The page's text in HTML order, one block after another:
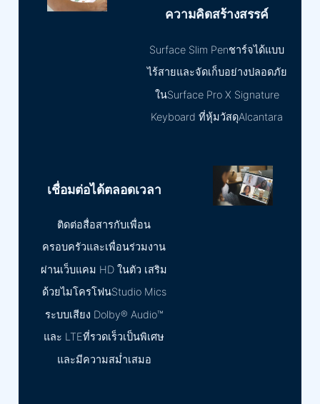
ความคิดสร้างสรรค์
Surface Slim Penชาร์จได้แบบ
ไร้สายและจัดเก็บอย่างปลอดภัย
ในSurface Pro X Signature
Keyboard ที่หุ้มวัสดุAlcantara
เชื่อมต่อได้ตลอดเวลา
ติดต่อสื่อสารกับเพื่อน
ครอบครัวและเพื่อนร่วมงาน
ผ่านเว็บแคม HD ในตัว เสริม
ด้วยไมโครโฟนStudio Mics
ระบบเสียง Dolby® Audio™
และ LTEที่รวดเร็วเป็นพิเศษ
และมีความสม่ำเสมอ